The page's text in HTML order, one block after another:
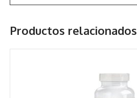
Productos relacionados